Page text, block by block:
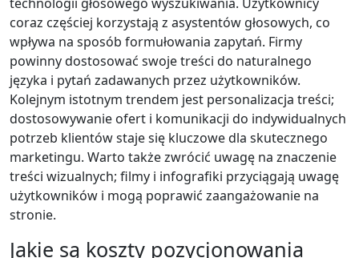
coraz częściej korzystają z asystentów głosowych, co
wpływa na sposób formułowania zapytań. Firmy
powinny dostosować swoje treści do naturalnego
języka i pytań zadawanych przez użytkowników.
Kolejnym istotnym trendem jest personalizacja treści;
dostosowywanie ofert i komunikacji do indywidualnych
potrzeb klientów staje się kluczowe dla skutecznego
marketingu. Warto także zwrócić uwagę na znaczenie
treści wizualnych; filmy i infografiki przyciągają uwagę
użytkowników i mogą poprawić zaangażowanie na
stronie.
Jakie są koszty pozycjonowania